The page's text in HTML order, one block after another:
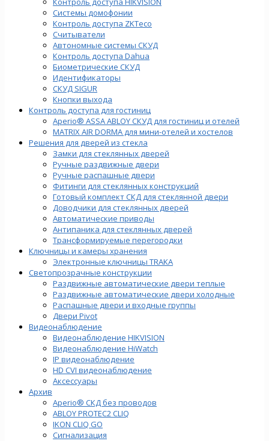
Системы домофонии
Контроль доступа ZKTeco
Считыватели
Автономные системы СКУД
Контроль доступа Dahua
Биометрические СКУД
Идентификаторы
СКУД SIGUR
Кнопки выхода
Контроль доступа для гостиниц
Aperio® ASSA ABLOY СКУД для гостиниц и отелей
MATRIX AIR DORMA для мини-отелей и хостелов
Решения для дверей из стекла
Замки для стеклянных дверей
Ручные раздвижные двери
Ручные распашные двери
Фитинги для стеклянных конструкций
Готовый комплект СКД для стеклянной двери
Доводчики для стеклянных дверей
Автоматические приводы
Антипаника для стеклянных дверей
Трансформируемые перегородки
Ключницы и камеры хранения
Электронные ключницы TRAKA
Светопрозрачные конструкции
Раздвижные автоматические двери теплые
Раздвижные автоматические двери холодные
Распашные двери и входные группы
Двери Pivot
Видеонаблюдение
Видеонаблюдение HIKVISION
Видеонаблюдение HiWatch
IP видеонаблюдение
HD CVI видеонаблюдение
Аксессуары
Архив
Aperio® СКД без проводов
ABLOY PROTEC2 CLIQ
IKON CLIQ GO
Сигнализация